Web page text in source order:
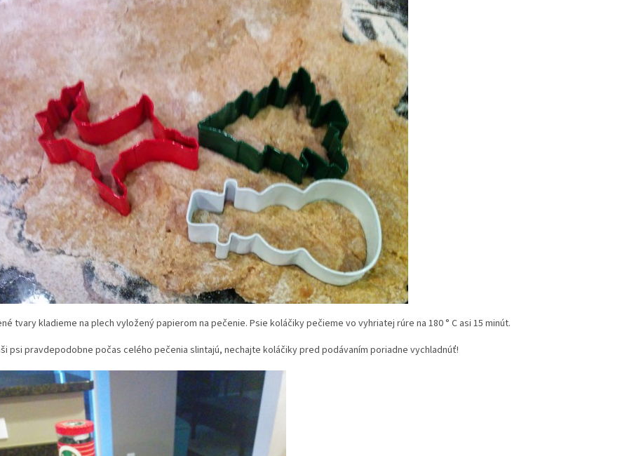
tvary kladieme na plech vyložený papierom na pečenie. Psie koláčiky pečieme vo vyhriatej rúre na 180 ° C asi 15 minút.
psi pravdepodobne počas celého pečenia slintajú, nechajte koláčiky pred podávaním poriadne vychladnúť!